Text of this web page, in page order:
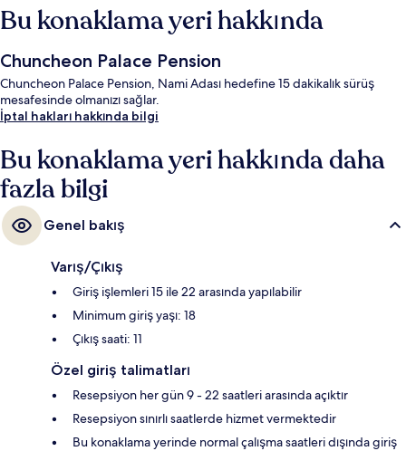
Bu konaklama yeri hakkında
Chuncheon Palace Pension
Chuncheon Palace Pension, Nami Adası hedefine 15 dakikalık sürüş
mesafesinde olmanızı sağlar.
İptal hakları hakkında bilgi
Bu konaklama yeri hakkında daha
fazla bilgi
Genel bakış
Varış/Çıkış
Giriş işlemleri 15 ile 22 arasında yapılabilir
Minimum giriş yaşı: 18
Çıkış saati: 11
Özel giriş talimatları
Resepsiyon her gün 9 - 22 saatleri arasında açıktır
Resepsiyon sınırlı saatlerde hizmet vermektedir
Bu konaklama yerinde normal çalışma saatleri dışında giriş